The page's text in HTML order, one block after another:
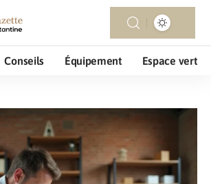
Conseils Équipement Espace vert